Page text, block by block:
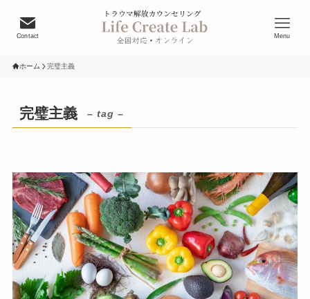
Contact Menu
ホーム 完璧主義
完璧主義 – tag –